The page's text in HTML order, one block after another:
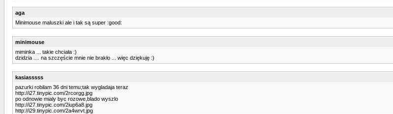
aga
Minimouse maluszki ale i tak są super :good:
minimouse
miminka ... takie chciała :)
dzidzia .... na szczęście mnie nie brakło ... więc dziękuję :)
kasiasssss
pazurki robilam 36 dni temu;tak wygladaja teraz
http://i27.tinypic.com/2rcorgg.jpg
po odnowie mialy byc rozowe,blado wyszlo
http://i27.tinypic.com/2iup6a8.jpg
http://i29.tinypic.com/2a4wrvt.jpg